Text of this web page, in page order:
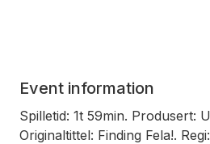
Event information
Spilletid: 1t 59min. Produsert:
Originaltittel: Finding Fela!.